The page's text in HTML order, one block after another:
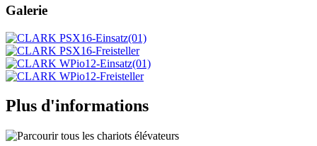
Galerie
Plus d'informations